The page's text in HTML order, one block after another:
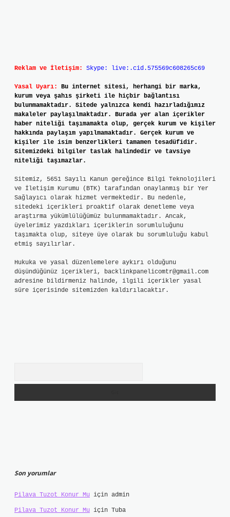
Reklam ve İletişim: Skype: live:.cid.575569c608265c69
Yasal Uyarı:
Bu internet sitesi, herhangi bir marka,
kurum veya şahıs şirketi ile hiçbir bağlantısı
bulunmamaktadır. Sitede yalnızca kendi hazırladığımız
makaleler paylaşılmaktadır. Burada yer alan içerikler
haber niteliği taşımamakta olup, gerçek kurum ve kişiler
hakkında paylaşım yapılmamaktadır. Gerçek kurum ve
kişiler ile isim benzerlikleri tamamen tesadüfidir.
Sitemizdeki bilgiler taslak halindedir ve tavsiye
niteliği taşımazlar.
Sitemiz, 5651 Sayılı Kanun gereğince Bilgi Teknolojileri
ve İletişim Kurumu (BTK) tarafından onaylanmış bir Yer
Sağlayıcı olarak hizmet vermektedir. Bu nedenle,
sitedeki içerikleri proaktif olarak denetleme veya
araştırma yükümlülüğümüz bulunmamaktadır. Ancak,
üyelerimiz yazdıkları içeriklerin sorumluluğunu
taşımakta olup, siteye üye olarak bu sorumluluğu kabul
etmiş sayılırlar.
Hukuka ve yasal düzenlemelere aykırı olduğunu
düşündüğünüz içerikleri, backlinkpanelicomtr@gmail.com
adresine bildirmeniz halinde, ilgili içerikler yasal
süre içerisinde sitemizden kaldırılacaktır.
Son yorumlar
Pilava Tuzot Konur Mu için admin
Pilava Tuzot Konur Mu için Tuba